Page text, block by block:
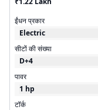
ईंधन प्रकार
Electric
सीटों की संख्या
D+4
पावर
1 hp
टॉर्क